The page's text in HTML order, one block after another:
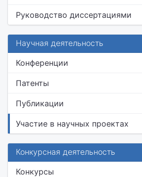
Руководство диссертациями
Научная деятельность
Конференции
Патенты
Публикации
Участие в научных проектах
Конкурсная деятельность
Конкурсы